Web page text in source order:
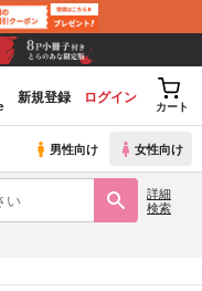
新規登録 ログイン
カート
男性向け 女性向け
詳細
検索